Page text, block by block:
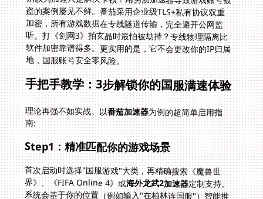
地，国服账号安全零风险。
手把手教学：3步解锁你的国服满速体验
理论再强不如实战。以番茄加速器为例的超简单启用指
南:
Step1：精准匹配你的游戏场景
首次启动时选择"国服游戏"大类，再精确搜索《魔兽世
界》、《FIFA Online 4》或海外龙武2加速器定制支持。
系统会基于你的位置（例如输入"在柏林连国服"）智能推